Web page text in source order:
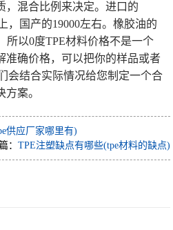
，混合比例来决定。进口的
，国产的19000左右。橡胶油的
所以0度TPE材料价格不是一个
准确价格，可以把你的样品或者
会结合实际情况给您制定一个合
案。
供应厂家哪里有)
： TPE注塑缺点有哪些(tpe材料的缺点)